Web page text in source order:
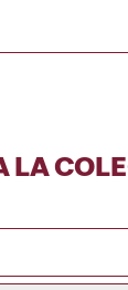
LA